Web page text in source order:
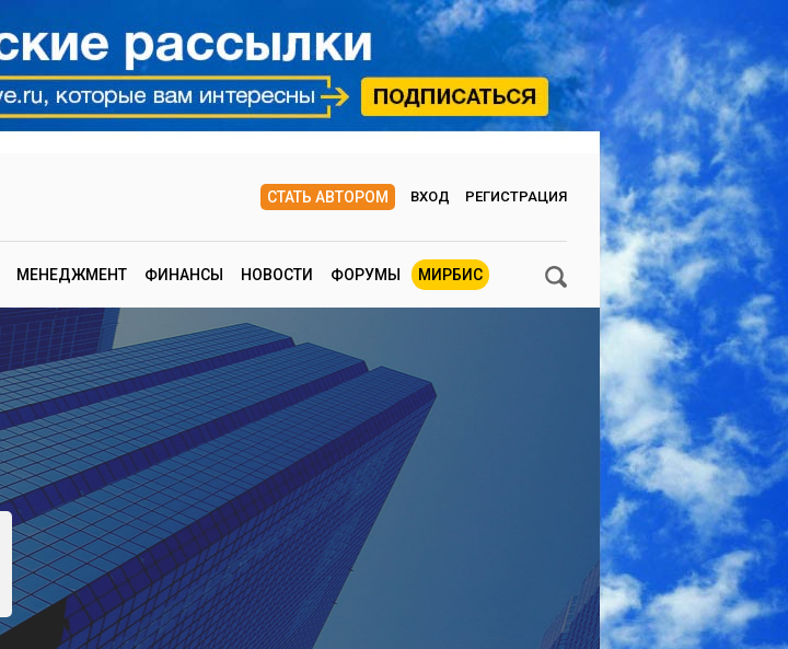
СТАТЬ АВТОРОМ ВХОД РЕГИСТРАЦИЯ
МЕНЕДЖМЕНТ ФИНАНСЫ НОВОСТИ ФОРУМЫ МИРБИС